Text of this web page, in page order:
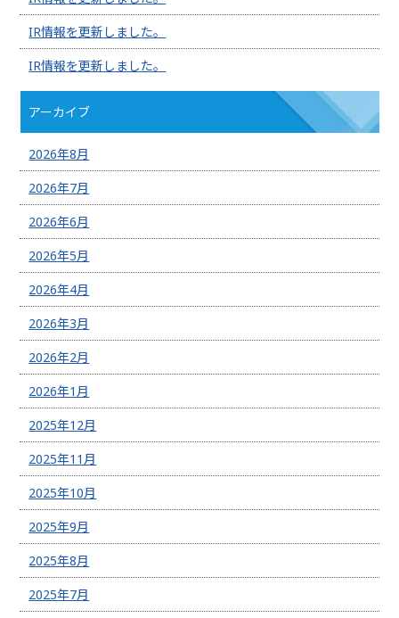
IR情報を更新しました。
IR情報を更新しました。
アーカイブ
2026年8月
2026年7月
2026年6月
2026年5月
2026年4月
2026年3月
2026年2月
2026年1月
2025年12月
2025年11月
2025年10月
2025年9月
2025年8月
2025年7月